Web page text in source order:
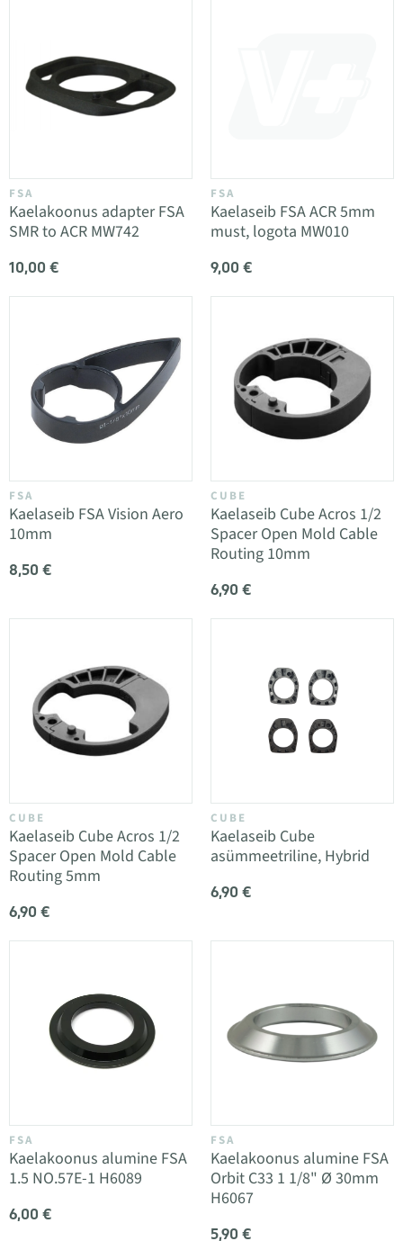
FSA
Kaelakoonus adapter FSA
SMR to ACR MW742
10,00 €
FSA
Kaelaseib FSA ACR 5mm
must, logota MW010
9,00 €
FSA
Kaelaseib FSA Vision Aero
10mm
8,50 €
CUBE
Kaelaseib Cube Acros 1/2
Spacer Open Mold Cable
Routing 10mm
6,90 €
CUBE
Kaelaseib Cube Acros 1/2
Spacer Open Mold Cable
Routing 5mm
6,90 €
CUBE
Kaelaseib Cube
asümmeetriline, Hybrid
6,90 €
FSA
Kaelakoonus alumine FSA
1.5 NO.57E-1 H6089
6,00 €
FSA
Kaelakoonus alumine FSA
Orbit C33 1 1/8" Ø 30mm
H6067
5,90 €